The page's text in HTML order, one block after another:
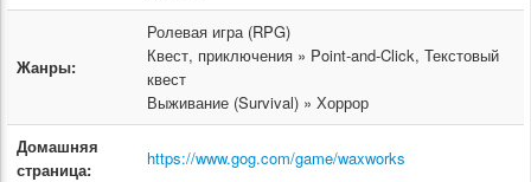
Жанры:
Ролевая игра (RPG)
Квест, приключения » Point-and-Click, Текстовый
квест
Выживание (Survival) » Хоррор
Домашняя
страница:
https://www.gog.com/game/waxworks